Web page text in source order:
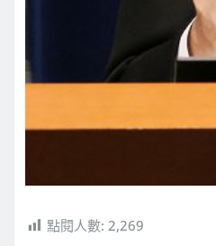
點閱人數: 2,269